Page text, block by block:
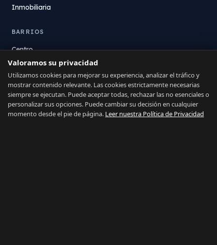
Inmobiliaria
BARRIOS
Centro
La Atunara
Poniente
El Zabal
Santa Margarita
La Alcaidesa
Valoramos su privacidad
Utilizamos cookies para mejorar su experiencia, analizar el tráfico y
mostrar contenido relevante. Las cookies estrictamente necesarias
siempre se ejecutan. Puede aceptar todas, rechazar las no esenciales o
personalizar sus opciones. Puede cambiar su decisión en cualquier
momento desde el pie de página. Leer nuestra Política de Privacidad